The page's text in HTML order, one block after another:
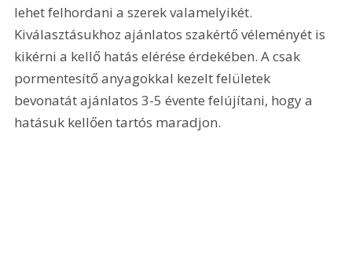
lehet felhordani a szerek valamelyikét.
Kiválasztásukhoz ajánlatos szakértő véleményét is
kikérni a kellő hatás elérése érdekében. A csak
pormentesítő anyagokkal kezelt felületek
bevonatát ajánlatos 3-5 évente felújítani, hogy a
hatásuk kellően tartós maradjon.